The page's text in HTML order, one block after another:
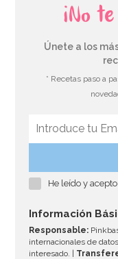
¡No
Únete a los
* Recetas paso a
He leído y
Información
Responsable:
internacionales de datos
interesado. |